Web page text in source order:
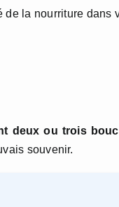
la nourriture dans
deux ou trois
souvenir.